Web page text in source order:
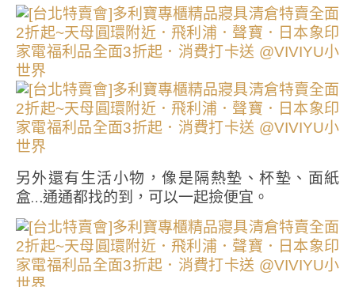
另外還有生活小物，像是隔熱墊、杯墊、面紙
盒…通通都找的到，可以一起撿便宜。